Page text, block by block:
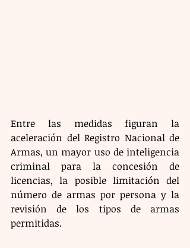
Entre las medidas figuran la
aceleración del Registro Nacional de
Armas, un mayor uso de inteligencia
criminal para la concesión de
licencias, la posible limitación del
número de armas por persona y la
revisión de los tipos de armas
permitidas.